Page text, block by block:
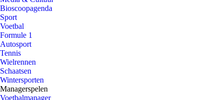
Bioscoopagenda
Sport
Voetbal
Formule 1
Autosport
Tennis
Wielrennen
Schaatsen
Wintersporten
Managerspelen
Voetbalmanager